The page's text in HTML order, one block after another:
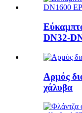
DN32-
Αρμός
χάλυβα